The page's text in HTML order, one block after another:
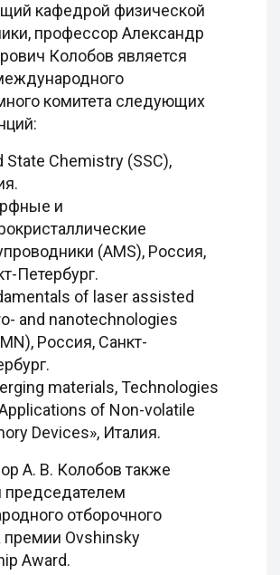
кафедрой физической
профессор Александр
Колобов является
комитета следующих
State Chemistry (SSC),
и
(AMS), Россия,
Петербург.
of laser assisted
and nanotechnologies
Россия, Санкт-
materials, Technologies
of Non-volatile
Devices», Италия.
А. В. Колобов также
председателем
отборочного
премии Ovshinsky
Award.